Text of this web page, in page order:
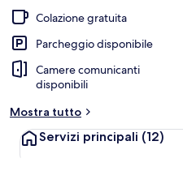
Colazione gratuita
Parcheggio disponibile
Camere comunicanti
disponibili
Mostra tutto
Servizi principali (12)